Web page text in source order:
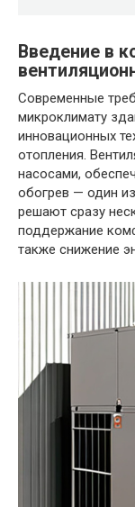
Введение в
Современные
микроклимату
инновационных
отопления.
насосами,
обогрев — один
решают сразу
поддержание
также снижение